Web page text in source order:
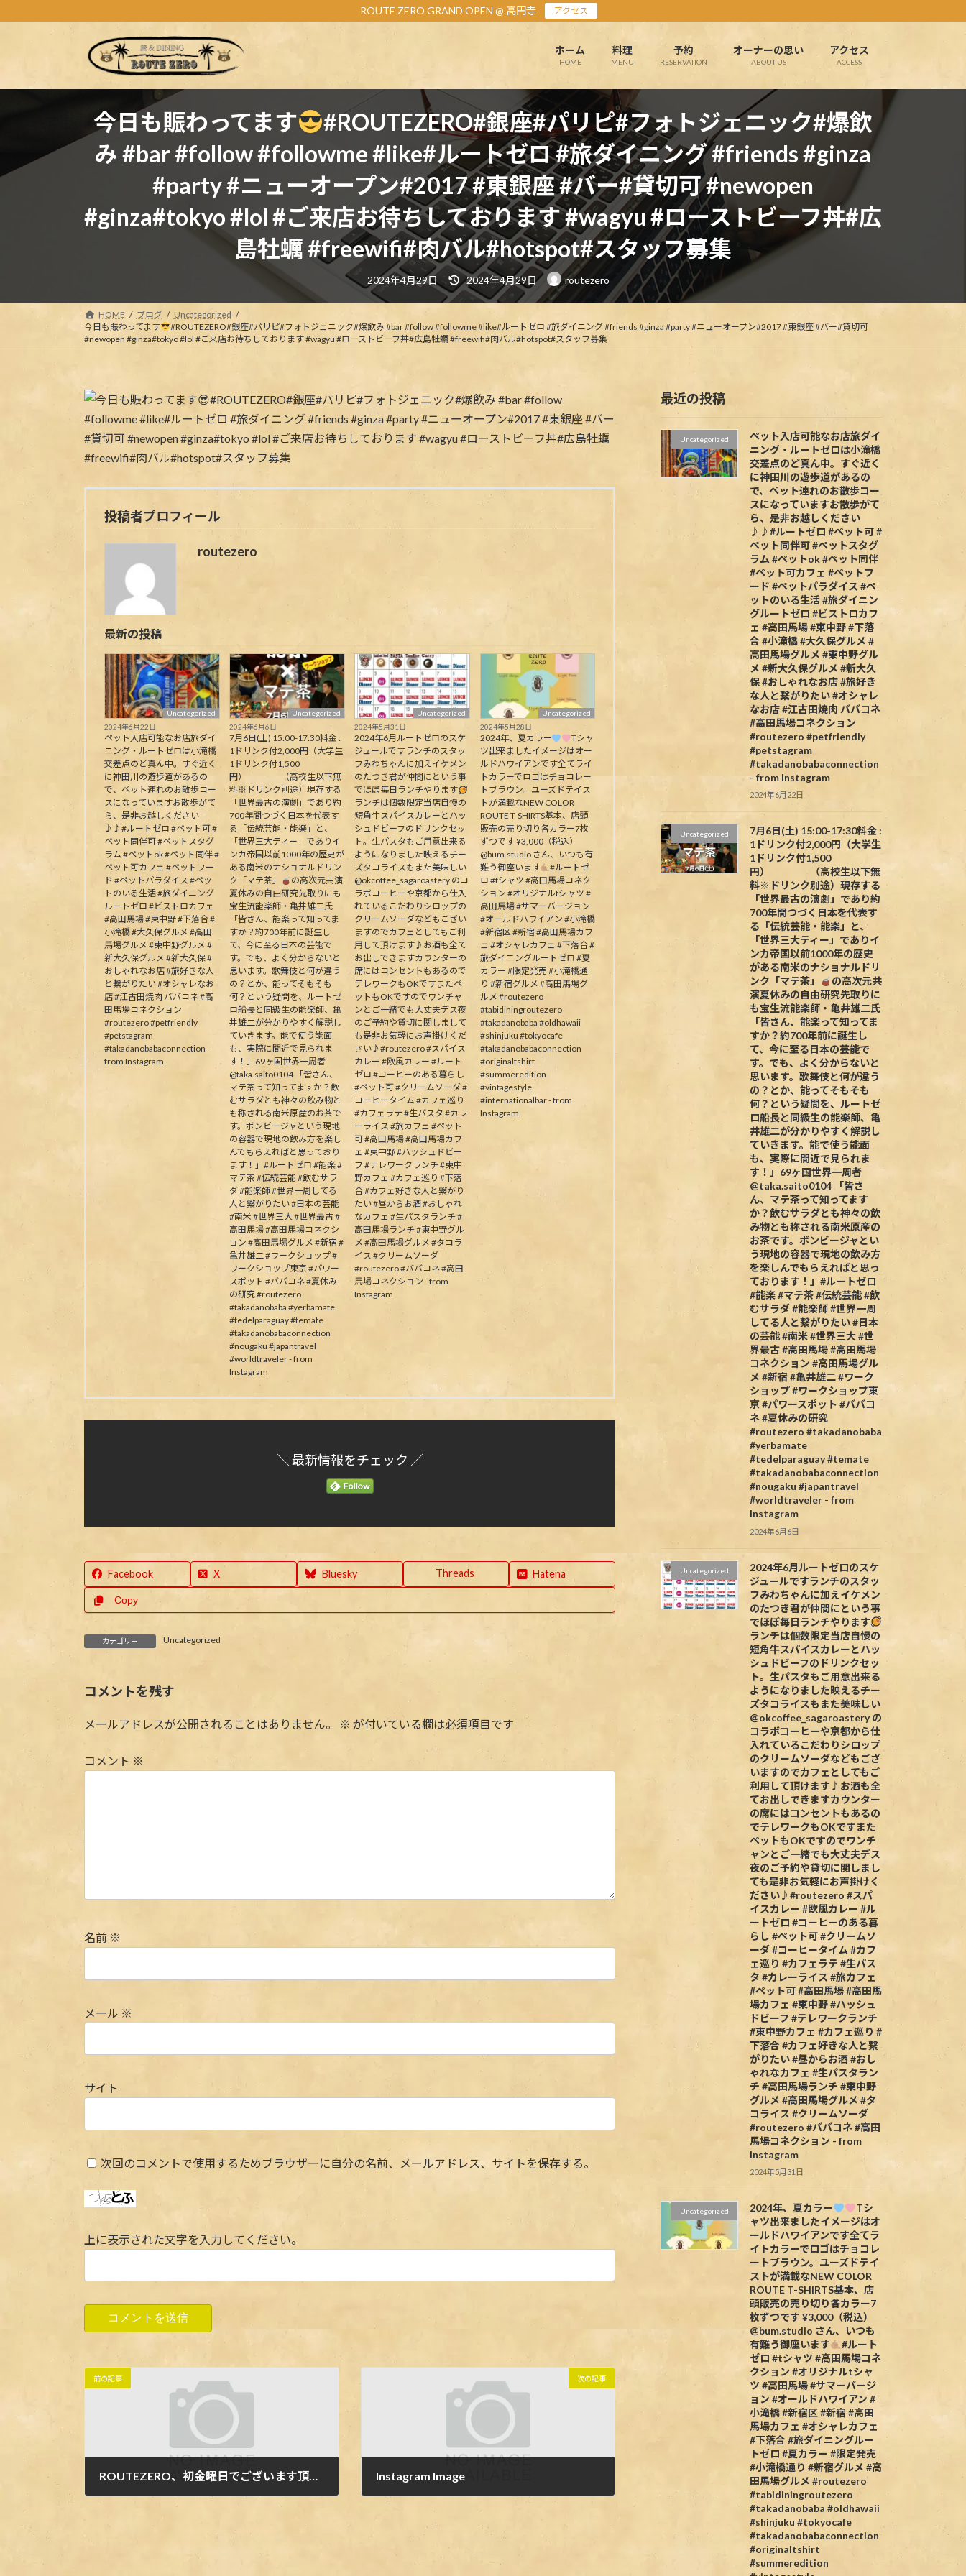
ン
ビ
ROUTE ZERO GRAND OPEN @ 高円寺 アクセス
ホーム
HOME
料理
MENU
予約
RESERVATION
オーナーの思い
ABOUT US
アクセス
ACCESS
今日も賑わってます
#ROUTEZERO#銀座#パリピ#フォトジェニック#爆飲
み #bar #follow #followme #like#ルートゼロ #旅ダイニング #friends #ginza
#party #ニューオープン#2017 #東銀座 #バー#貸切可 #newopen
#ginza#tokyo #lol #ご来店お待ちしております #wagyu #ローストビーフ丼#広
島牡蠣 #freewifi#肉バル#hotspot#スタッフ募集
2024年4月29日
最
終
更
新
時
2024年4月29日 routezero
HOME ブログ
Uncategorized
今日も賑わってます
#ROUTEZERO#銀座#パリピ#フォトジェニック#爆飲み #bar #follow #followme #like#ルートゼロ #旅ダイニング #friends #ginza #party #ニューオープン#2017 #東銀座 #バー#貸切可
#newopen #ginza#tokyo #lol #ご来店お待ちしております #wagyu #ローストビーフ丼#広島牡蠣 #freewifi#肉バル#hotspot#スタッフ募集
投稿者プロフィール
routezero
最新の投稿
Uncategorized
2024年6月22日
ペット入店可能なお店旅ダイ
ニング・ルートゼロは小滝橋
交差点のど真ん中。すぐ近く
に神田川の遊歩道があるの
で、ペット連れのお散歩コー
スになっていますお散歩がて
ら、是非お越しください
♪♪#ルートゼロ #ペット可 #
ペット同伴可 #ペットスタグ
ラム #ペットok #ペット同伴 #
ペット可カフェ #ペットフー
ド #ペットパラダイス #ペッ
トのいる生活 #旅ダイニング
ルートゼロ #ビストロカフェ
#高田馬場 #東中野 #下落合 #
小滝橋 #大久保グルメ #高田
馬場グルメ #東中野グルメ #
新大久保グルメ #新大久保 #
おしゃれなお店 #旅好きな人
と繋がりたい #オシャレなお
店 #江古田焼肉 ババコネ #高
田馬場コネクション
#routezero #petfriendly
#petstagram
#takadanobabaconnection -
from Instagram
Uncategorized
2024年6月6日
7月6日(土) 15:00-17:30料金 :
1ドリンク付2,000円（大学生
1ドリンク付1,500
円） （高校生以下無
料※ドリンク別途）現存する
「世界最古の演劇」であり約
700年間つづく日本を代表す
る「伝統芸能・能楽」と、
「世界三大ティー」でありイ
ンカ帝国以前1000年の歴史が
ある南米のナショナルドリン
ク「マテ茶」
の高次元共演
夏休みの自由研究先取りにも
宝生流能楽師・亀井雄二氏
「皆さん、能楽って知ってま
すか？約700年前に誕生し
て、今に至る日本の芸能で
す。でも、よく分からないと
思います。歌舞伎と何が違う
の？とか、能ってそもそも
何？という疑問を、ルートゼ
ロ船長と同級生の能楽師、亀
井雄二が分かりやすく解説し
ていきます。能で使う能面
も、実際に間近で見られま
す！」69ヶ国世界一周者
@taka.saito0104 「皆さん、
マテ茶って知ってますか？飲
むサラダとも神々の飲み物と
も称される南米原産のお茶で
す。ボンビージャという現地
の容器で現地の飲み方を楽し
んでもらえればと思っており
ます！」#ルートゼロ #能楽 #
マテ茶 #伝統芸能 #飲むサラ
ダ #能楽師 #世界一周してる
人と繋がりたい #日本の芸能
#南米 #世界三大 #世界最古 #
高田馬場 #高田馬場コネクシ
ョン #高田馬場グルメ #新宿 #
亀井雄二 #ワークショップ #
ワークショップ東京 #パワー
スポット #ババコネ #夏休み
の研究 #routezero
#takadanobaba #yerbamate
#tedelparaguay #temate
#takadanobabaconnection
#nougaku #japantravel
#worldtraveler - from
Instagram
Uncategorized
2024年5月31日
2024年6月ルートゼロのスケ
ジュールですランチのスタッ
フみわちゃんに加えイケメン
のたつき君が仲間にという事
でほぼ毎日ランチやります
ランチは個数限定当店自慢の
短角牛スパイスカレーとハッ
シュドビーフのドリンクセッ
ト。生パスタもご用意出来る
ようになりました映えるチー
ズタコライスもまた美味しい
@okcoffee_sagaroastery のコ
ラボコーヒーや京都から仕入
れているこだわりシロップの
クリームソーダなどもござい
ますのでカフェとしてもご利
用して頂けます♪お酒も全て
お出しできますカウンターの
席にはコンセントもあるので
テレワークもOKですまたペ
ットもOKですのでワンチャ
ンとご一緒でも大丈夫デス夜
のご予約や貸切に関しまして
も是非お気軽にお声掛けくだ
さい♪#routezero #スパイス
カレー #欧風カレー #ルート
ゼロ #コーヒーのある暮らし
#ペット可 #クリームソーダ #
コーヒータイム #カフェ巡り
#カフェラテ #生パスタ #カレ
ーライス #旅カフェ #ペット
可 #高田馬場 #高田馬場カフ
ェ #東中野 #ハッシュドビー
フ #テレワークランチ #東中
野カフェ #カフェ巡り #下落
合 #カフェ好きな人と繋がり
たい #昼からお酒 #おしゃれ
なカフェ #生パスタランチ #
高田馬場ランチ #東中野グル
メ #高田馬場グルメ #タコラ
イス #クリームソーダ
#routezero #ババコネ #高田
馬場コネクション - from
Instagram
Uncategorized
2024年5月28日
2024年、夏カラー
Tシャ
ツ出来ましたイメージはオー
ルドハワイアンです全てライ
トカラーでロゴはチョコレー
トブラウン。ユーズドテイス
トが満載なNEW COLOR
ROUTE T-SHIRTS基本、店頭
販売の売り切り各カラー7枚
ずつです ¥3,000（税込）
@bum.studio さん、いつも有
難う御座います
#ルートゼ
ロ #tシャツ #高田馬場コネク
ション #オリジナルtシャツ #
高田馬場 #サマーバージョン
#オールドハワイアン #小滝橋
#新宿区 #新宿 #高田馬場カフ
ェ #オシャレカフェ #下落合 #
旅ダイニングルートゼロ #夏
カラー #限定発売 #小滝橋通
り #新宿グルメ #高田馬場グ
ルメ #routezero
#tabidiningroutezero
#takadanobaba #oldhawaii
#shinjuku #tokyocafe
#takadanobabaconnection
#originaltshirt
#summeredition
#vintagestyle
#internationalbar - from
Instagram
＼ 最新情報をチェック ／
Facebook X Bluesky Threads Hatena
Copy
カテゴリー Uncategorized
コメントを残す
メールアドレスが公開されることはありません。 ※ が付いている欄は必須項目です
コメント ※
名前 ※
メール ※
サイト
次回のコメントで使用するためブラウザーに自分の名前、メールアドレス、サイトを保存する。
上に表示された文字を入力してください。
前の記事
ROUTEZERO、初金曜日でございます頂いたお花とオーナー 皆さまお祝い本当にありがとうございます#routezero#dining#隠れ家ダイニング#銀座デート#銀座女
次の記事
Instagram Image
最近の投稿
Uncategorized
ペット入店可能なお店旅ダイ
ニング・ルートゼロは小滝橋
交差点のど真ん中。すぐ近く
に神田川の遊歩道があるの
で、ペット連れのお散歩コー
スになっていますお散歩がて
ら、是非お越しください
♪♪#ルートゼロ #ペット可 #
ペット同伴可 #ペットスタグ
ラム #ペットok #ペット同伴
#ペット可カフェ #ペットフ
ード #ペットパラダイス #ペ
ットのいる生活 #旅ダイニン
グルートゼロ #ビストロカフ
ェ #高田馬場 #東中野 #下落
合 #小滝橋 #大久保グルメ #
高田馬場グルメ #東中野グル
メ #新大久保グルメ #新大久
保 #おしゃれなお店 #旅好き
な人と繋がりたい #オシャレ
なお店 #江古田焼肉 ババコネ
#高田馬場コネクション
#routezero #petfriendly
#petstagram
#takadanobabaconnection
- from Instagram
2024年6月22日
Uncategorized
7月6日(土) 15:00-17:30料金 :
1ドリンク付2,000円（大学生
1ドリンク付1,500
円） （高校生以下無
料※ドリンク別途）現存する
「世界最古の演劇」であり約
700年間つづく日本を代表す
る「伝統芸能・能楽」と、
「世界三大ティー」でありイ
ンカ帝国以前1000年の歴史
がある南米のナショナルドリ
ンク「マテ茶」
の高次元共
演夏休みの自由研究先取りに
も宝生流能楽師・亀井雄二氏
「皆さん、能楽って知ってま
すか？約700年前に誕生し
て、今に至る日本の芸能で
す。でも、よく分からないと
思います。歌舞伎と何が違う
の？とか、能ってそもそも
何？という疑問を、ルートゼ
ロ船長と同級生の能楽師、亀
井雄二が分かりやすく解説し
ていきます。能で使う能面
も、実際に間近で見られま
す！」69ヶ国世界一周者
@taka.saito0104 「皆さ
ん、マテ茶って知ってます
か？飲むサラダとも神々の飲
み物とも称される南米原産の
お茶です。ボンビージャとい
う現地の容器で現地の飲み方
を楽しんでもらえればと思っ
ております！」#ルートゼロ
#能楽 #マテ茶 #伝統芸能 #飲
むサラダ #能楽師 #世界一周
してる人と繋がりたい #日本
の芸能 #南米 #世界三大 #世
界最古 #高田馬場 #高田馬場
コネクション #高田馬場グル
メ #新宿 #亀井雄二 #ワーク
ショップ #ワークショップ東
京 #パワースポット #ババコ
ネ #夏休みの研究
#routezero #takadanobaba
#yerbamate
#tedelparaguay #temate
#takadanobabaconnection
#nougaku #japantravel
#worldtraveler - from
Instagram
2024年6月6日
Uncategorized
2024年6月ルートゼロのスケ
ジュールですランチのスタッ
フみわちゃんに加えイケメン
のたつき君が仲間にという事
でほぼ毎日ランチやります
ランチは個数限定当店自慢の
短角牛スパイスカレーとハッ
シュドビーフのドリンクセッ
ト。生パスタもご用意出来る
ようになりました映えるチー
ズタコライスもまた美味しい
@okcoffee_sagaroastery の
コラボコーヒーや京都から仕
入れているこだわりシロップ
のクリームソーダなどもござ
いますのでカフェとしてもご
利用して頂けます♪お酒も全
てお出しできますカウンター
の席にはコンセントもあるの
でテレワークもOKですまた
ペットもOKですのでワンチ
ャンとご一緒でも大丈夫デス
夜のご予約や貸切に関しまし
ても是非お気軽にお声掛けく
ださい♪#routezero #スパ
イスカレー #欧風カレー #ル
ートゼロ #コーヒーのある暮
らし #ペット可 #クリームソ
ーダ #コーヒータイム #カフ
ェ巡り #カフェラテ #生パス
タ #カレーライス #旅カフェ
#ペット可 #高田馬場 #高田馬
場カフェ #東中野 #ハッシュ
ドビーフ #テレワークランチ
#東中野カフェ #カフェ巡り #
下落合 #カフェ好きな人と繋
がりたい #昼からお酒 #おし
ゃれなカフェ #生パスタラン
チ #高田馬場ランチ #東中野
グルメ #高田馬場グルメ #タ
コライス #クリームソーダ
#routezero #ババコネ #高田
馬場コネクション - from
Instagram
2024年5月31日
Uncategorized 2024年、夏カラー
Tシ
ャツ出来ましたイメージはオ
ールドハワイアンです全てラ
イトカラーでロゴはチョコレ
ートブラウン。ユーズドテイ
ストが満載なNEW COLOR
ROUTE T-SHIRTS基本、店
頭販売の売り切り各カラー7
枚ずつです ¥3,000（税込）
@bum.studio さん、いつも
有難う御座います
#ルート
ゼロ #tシャツ #高田馬場コネ
クション #オリジナルtシャ
ツ #高田馬場 #サマーバージ
ョン #オールドハワイアン #
小滝橋 #新宿区 #新宿 #高田
馬場カフェ #オシャレカフェ
#下落合 #旅ダイニングルー
トゼロ #夏カラー #限定発売
#小滝橋通り #新宿グルメ #高
田馬場グルメ #routezero
#tabidiningroutezero
#takadanobaba #oldhawaii
#shinjuku #tokyocafe
#takadanobabaconnection
#originaltshirt
#summeredition